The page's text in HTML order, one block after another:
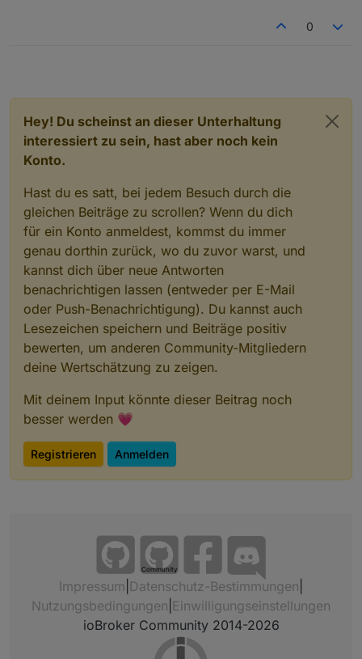
0
Hey! Du scheinst an dieser Unterhaltung
interessiert zu sein, hast aber noch kein
Konto.
Hast du es satt, bei jedem Besuch durch die
gleichen Beiträge zu scrollen? Wenn du dich
für ein Konto anmeldest, kommst du immer
genau dorthin zurück, wo du zuvor warst, und
kannst dich über neue Antworten
benachrichtigen lassen (entweder per E-Mail
oder Push-Benachrichtigung). Du kannst auch
Lesezeichen speichern und Beiträge positiv
bewerten, um anderen Community-Mitgliedern
deine Wertschätzung zu zeigen.
Mit deinem Input könnte dieser Beitrag noch
besser werden 💗
Registrieren Anmelden
Community
Impressum Datenschutz-Bestimmungen
Nutzungsbedingungen Einwilligungseinstellungen
ioBroker Community 2014-2026